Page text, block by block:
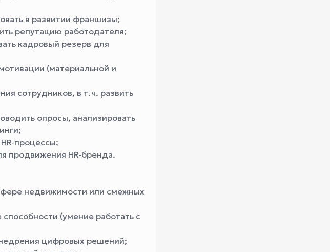
в развитии франшизы;
репутацию работодателя;
кадровый резерв для
(материальной и
сотрудников, в т. ч. развить
опросы, анализировать
продвижения HR‑бренда.
недвижимости или смежных
(умение работать с
цифровых решений;